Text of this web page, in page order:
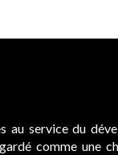
au service du
comme une